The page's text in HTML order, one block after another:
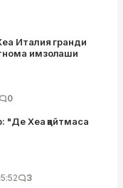
Италия гранди
имзолаши
0
"Де Хеа қайтмаса
3